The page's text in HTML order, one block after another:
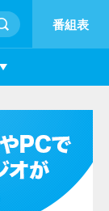
番組表